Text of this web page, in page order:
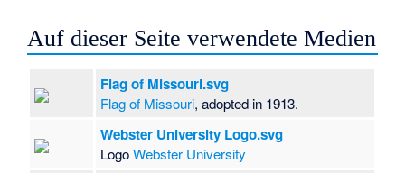
Auf dieser Seite verwendete Medien
Flag of Missouri.svg
Flag of Missouri, adopted in 1913.
Webster University Logo.svg
LogoWebster University